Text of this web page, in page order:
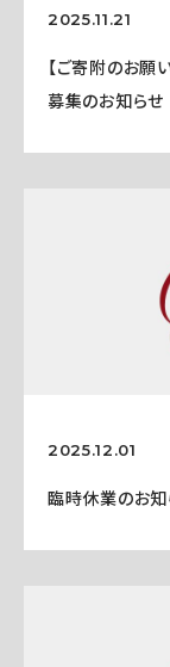
2025.11.21
【ご寄附のお願
募集のお知らせ
2025.12.01
臨時休業のお知